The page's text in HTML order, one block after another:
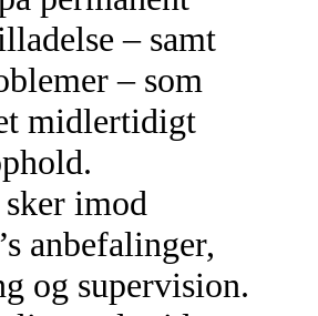
– samt
– som
midlertidigt
imod
anbefalinger,
og supervision.